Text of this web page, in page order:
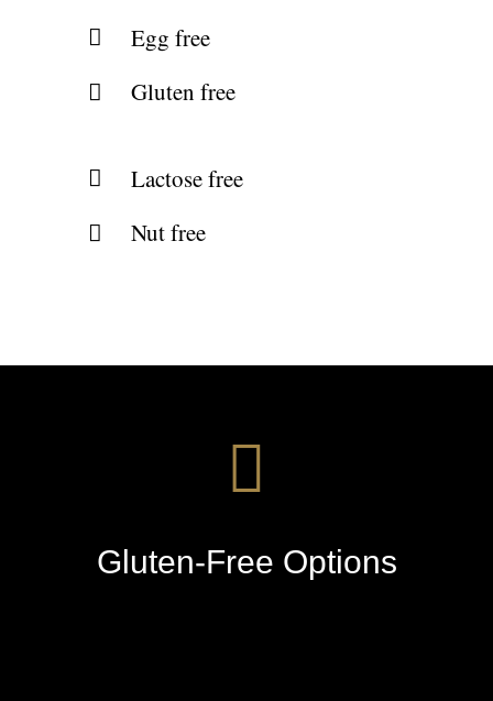
Egg free
Gluten free
Lactose free
Nut free
Gluten-Free Options